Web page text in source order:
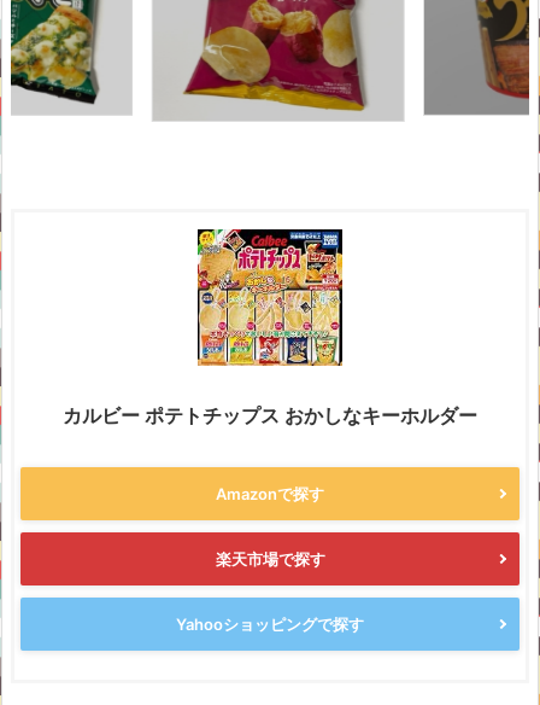
カルビー ポテトチップス おかしなキーホルダー
Amazonで探す
楽天市場で探す
Yahooショッピングで探す